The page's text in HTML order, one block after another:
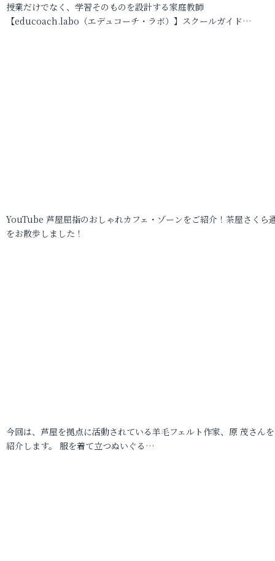
授業だけでなく、学習そのものを設計する家庭教師
【educoach.labo（エデュコーチ・ラボ）】スクールガイド…
YouTube 芦屋屈指のおしゃれカフェ・ゾーンをご紹介！茶屋さくら
をお散歩しました！
今回は、芦屋を拠点に活動されている羊毛フェルト作家、原 茂さん
紹介します。 服を着て立つぬいぐる…